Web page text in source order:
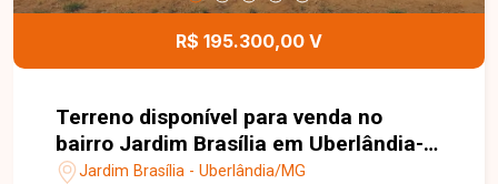
R$ 195.300,00 V
Terreno disponível para venda no
bairro Jardim Brasília em Uberlândia-
MGJardim Brasília - Uberlândia/MG